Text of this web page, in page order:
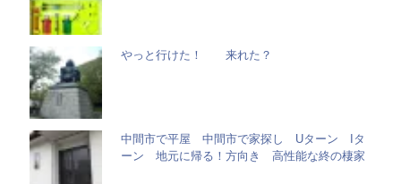
やっと行けた！ 来れた？
中間市で平屋 中間市で家探し Uターン Iタ
ーン 地元に帰る！方向き 高性能な終の棲家